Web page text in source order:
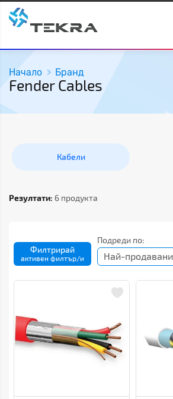
Начало Бранд
Fender Cables
Кабели
Резултати: 6 продукта
Филтрирай
активен филтър/и
Подреди по:
Най-продавани